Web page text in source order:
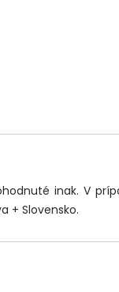
inak. V
+ Slovensko.